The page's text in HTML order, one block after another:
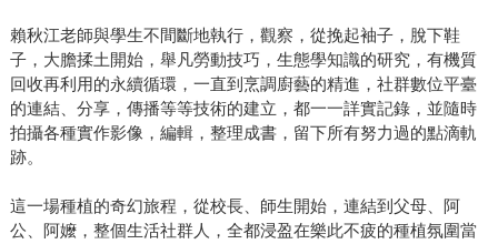
賴秋江老師與學生不間斷地執行，觀察，從挽起袖子，脫下鞋
子，大膽揉土開始，舉凡勞動技巧，生態學知識的研究，有機質
回收再利用的永續循環，一直到烹調廚藝的精進，社群數位平臺
的連結、分享，傳播等等技術的建立，都一一詳實記錄，並隨時
拍攝各種實作影像，編輯，整理成書，留下所有努力過的點滴軌
跡。
這一場種植的奇幻旅程，從校長、師生開始，連結到父母、阿
公、阿嬤，整個生活社群人，全都浸盈在樂此不疲的種植氛圍當